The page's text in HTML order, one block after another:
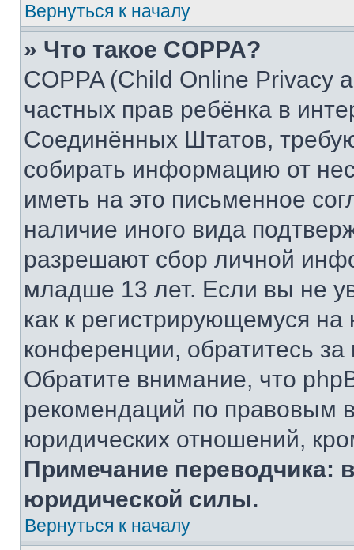
Вернуться к началу
» Что такое COPPA?
COPPA (Child Online Privacy
частных прав ребёнка в
Соединённых Штатов,
собирать информацию от
иметь на это письменное
наличие иного вида
разрешают сбор личной
младше 13 лет. Если вы не
как к регистрирующемуся
конференции, обратитесь
Обратите внимание, что
рекомендаций по правовым
юридических отношений,
Примечание переводчика:
юридической силы.
Вернуться к началу